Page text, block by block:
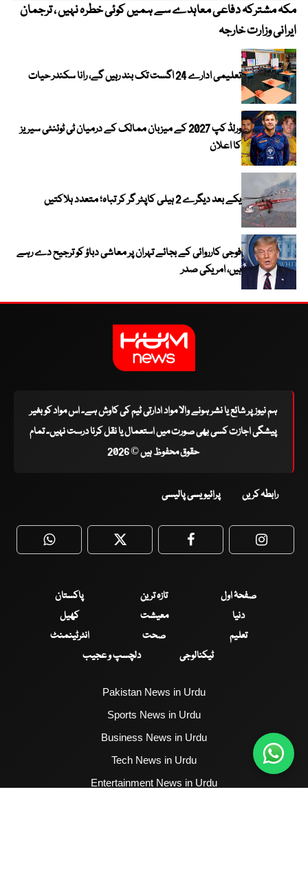
مکہ مشترکہ دفاعی معاہدے سے ہمیں کوئی خطرہ نہیں ، ترجمان
ایرانی وزارت خارجہ
تعلیمی ادارے 24 اگست تک بند رہیں گے، رانا سکندر حیات
ورلڈ کپ 2027 کے میزبان ممالک کے درمیان ٹی ٹوئنٹی سیریز
کا اعلان
یکے بعد دیگرے 2 ہیلی کاپٹر گر کر تباہ؛ متعدد ہلاکتیں
فوجی کارروائی کے بجائے تہران پر معاشی دباؤ کو ترجیح دے رہے
ہیں، امریکی صدر
ہم نیوز پر شائع یا نشر ہونے والا مواد ادارتی ٹیم کی کاوش ہے۔ اس مواد کو بغیر
پیشگی اجازت کسی بھی صورت میں استعمال یا نقل کرنا درست نہیں۔ تمام
حقوق محفوظ ہیں © 2026
رابطہ کریں پرائیویسی پالیسی
WhatsApp Twitter Facebook
صفحۂ اول تازہ ترین
پاکستان
دنیا
معیشت
کھیل
تعلیم
صحت
انٹرٹینمنٹ
ٹیکنالوجی
دلچسپ و عجیب
Pakistan News in Urdu
Sports News in Urdu
Business News in Urdu
Tech News in Urdu
Entertainment News in Urdu